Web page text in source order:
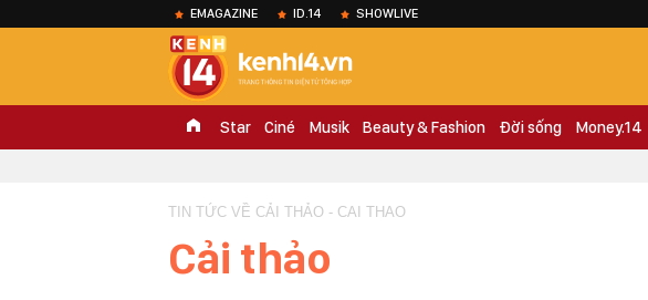
EMAGAZINE ID.14 SHOWLIVE
Star Ciné Musik Beauty & Fashion Đời sống Money.14
TIN TỨC VỀ CẢI THẢO - CAI THAO
Cải thảo